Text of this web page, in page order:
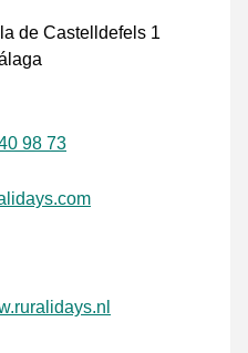
de Castelldefels 1
98 73